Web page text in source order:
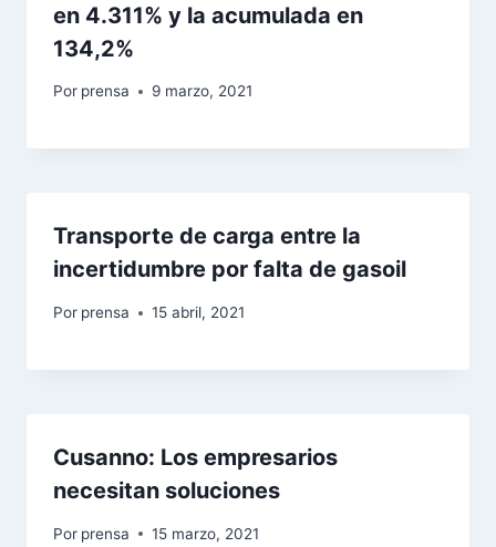
en 4.311% y la acumulada en
134,2%
Por prensa 9 marzo, 2021
Transporte de carga entre la
incertidumbre por falta de gasoil
Por prensa 15 abril, 2021
Cusanno: Los empresarios
necesitan soluciones
Por prensa 15 marzo, 2021